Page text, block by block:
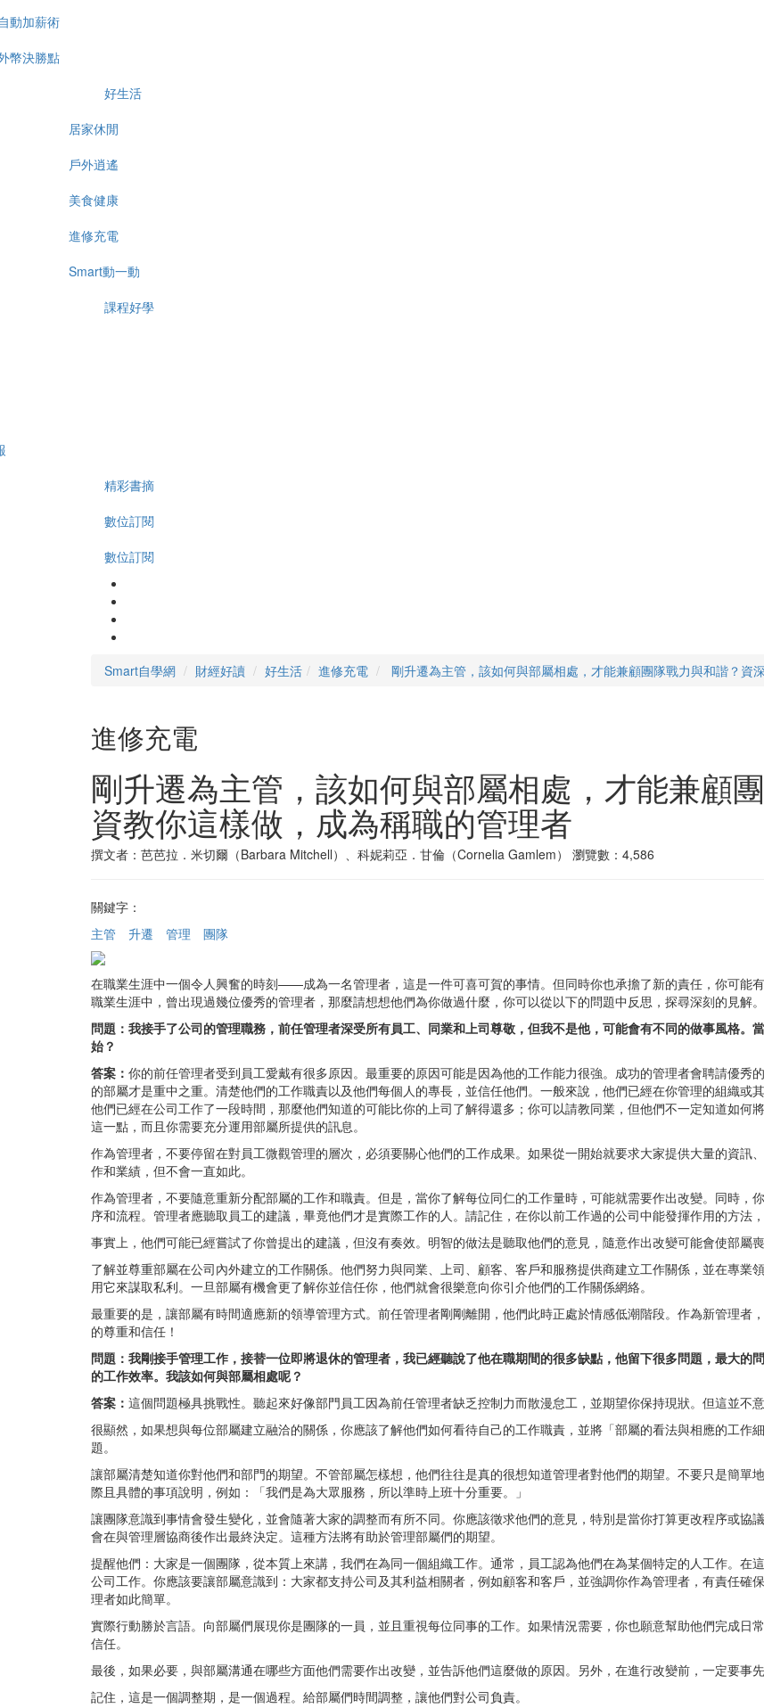
動加薪術
幣決勝點
好生活
居家休閒
戶外逍遙
美食健康
進修充電
Smart動一動
課程好學
精彩書摘
數位訂閱
數位訂閱
Smart自學網 財經好讀 好生活 進修充電 剛升遷為主管，該如何與部屬相處，才能兼顧團隊戰力與和諧？資
進修充電
剛升遷為主管，該如何與部屬相處，才能兼顧
資教你這樣做，成為稱職的管理者
撰文者：芭芭拉．米切爾（Barbara Mitchell）、科妮莉亞．甘倫（Cornelia Gamlem） 瀏覽數：4,586
關鍵字：
主管
升遷 管理 團隊
在職業生涯中一個令人興奮的時刻——成為一名管理者，這是一件可喜可賀的事情。但同時你也承擔了新的責任，你可能
職業生涯中，曾出現過幾位優秀的管理者，那麼請想想他們為你做過什麼，你可以從以下的問題中反思，探尋深刻的見解。
問題：我接手了公司的管理職務，前任管理者深受所有員工、同業和上司尊敬，但我不是他，可能會有不同的做事風格
始？
答案： 你的前任管理者受到員工愛戴有很多原因。最重要的原因可能是因為他的工作能力很強。成功的管理者會聘請優秀
的部屬才是重中之重。清楚他們的工作職責以及他們每個人的專長，並信任他們。一般來說，他們已經在你管理的組織
他們已經在公司工作了一段時間，那麼他們知道的可能比你的上司了解得還多；你可以請教同業，但他們不一定知道如何
這一點，而且你需要充分運用部屬所提供的訊息。
作為管理者，不要停留在對員工微觀管理的層次，必須要關心他們的工作成果。如果從一開始就要求大家提供大量的資訊
作和業績，但不會一直如此。
作為管理者，不要隨意重新分配部屬的工作和職責。但是，當你了解每位同仁的工作量時，可能就需要作出改變。同時，
序和流程。管理者應聽取員工的建議，畢竟他們才是實際工作的人。請記住，在你以前工作過的公司中能發揮作用的方法
事實上，他們可能已經嘗試了你曾提出的建議，但沒有奏效。明智的做法是聽取他們的意見，隨意作出改變可能會使部屬
了解並尊重部屬在公司內外建立的工作關係。他們努力與同業、上司、顧客、客戶和服務提供商建立工作關係，並在專業
用它來謀取私利。一旦部屬有機會更了解你並信任你，他們就會很樂意向你引介他們的工作關係網絡。
最重要的是，讓部屬有時間適應新的領導管理方式。前任管理者剛剛離開，他們此時正處於情感低潮階段。作為新管理者
的尊重和信任！
問題：我剛接手管理工作，接替一位即將退休的管理者，我已經聽說了他在職期間的很多缺點，他留下很多問題，最大
的工作效率。我該如何與部屬相處呢？
答案： 這個問題極具挑戰性。聽起來好像部門員工因為前任管理者缺乏控制力而散漫怠工，並期望你保持現狀。但這並不
很顯然，如果想與每位部屬建立融洽的關係，你應該了解他們如何看待自己的工作職責，並將「部屬的看法與相應的工作
題。
讓部屬清楚知道你對他們和部門的期望。不管部屬怎樣想，他們往往是真的很想知道管理者對他們的期望。不要只是簡單
際且具體的事項說明，例如：「我們是為大眾服務，所以準時上班十分重要。」
讓團隊意識到事情會發生變化，並會隨著大家的調整而有所不同。你應該徵求他們的意見，特別是當你打算更改程序或協
會在與管理層協商後作出最終決定。這種方法將有助於管理部屬們的期望。
提醒他們：大家是一個團隊，從本質上來講，我們在為同一個組織工作。通常，員工認為他們在為某個特定的人工作。在
公司工作。你應該要讓部屬意識到：大家都支持公司及其利益相關者，例如顧客和客戶，並強調你作為管理者，有責任確
理者如此簡單。
實際行動勝於言語。向部屬們展現你是團隊的一員，並且重視每位同事的工作。如果情況需要，你也願意幫助他們完成日
信任。
最後，如果必要，與部屬溝通在哪些方面他們需要作出改變，並告訴他們這麼做的原因。另外，在進行改變前，一定要事
記住，這是一個調整期，是一個過程。給部屬們時間調整，讓他們對公司負責。